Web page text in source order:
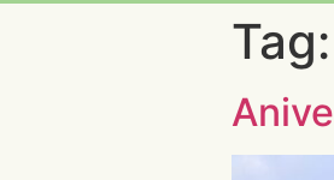
Tag: